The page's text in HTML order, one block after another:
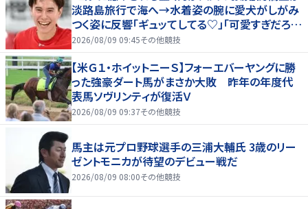
淡路島旅行で海へ→水着姿の腕に愛犬がしがみ
つく姿に反響「ギュッてしてる♡」「可愛すぎだろ
ぉ！」
2026/08/09 09:45その他競技
【米Ｇ１・ホイットニーＳ】フォーエバーヤングに勝
った強豪ダート馬がまさか大敗 昨年の年度代
表馬ソヴリンティが復活Ｖ
2026/08/09 09:37その他競技
馬主は元プロ野球選手の三浦大輔氏 3歳のリー
ゼントモニカが待望のデビュー戦だ
2026/08/09 08:00その他競技